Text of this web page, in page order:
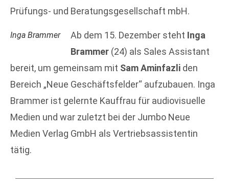
Prüfungs- und Beratungsgesellschaft mbH.
Inga Brammer Ab dem 15. Dezember steht Inga
Brammer (24) als Sales Assistant
bereit, um gemeinsam mit Sam Aminfazli den
Bereich „Neue Geschäftsfelder“ aufzubauen. Inga
Brammer ist gelernte Kauffrau für audiovisuelle
Medien und war zuletzt bei der Jumbo Neue
Medien Verlag GmbH als Vertriebsassistentin
tätig.